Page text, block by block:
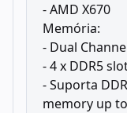
- AMD X670
Memória:
- Dual
- 4 x DDR5
- Suporta
memory up